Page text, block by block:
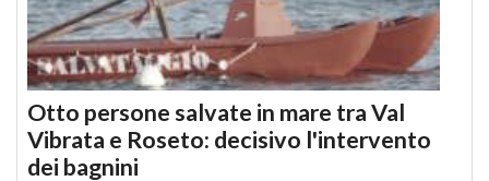
Otto persone salvate in mare tra Val
Vibrata e Roseto: decisivo l'intervento
dei bagnini